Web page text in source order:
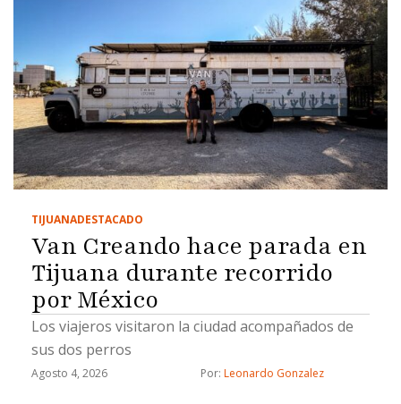
TIJUANADESTACADO
Van Creando hace parada en
Tijuana durante recorrido
por México
Los viajeros visitaron la ciudad acompañados de
sus dos perros
Agosto 4, 2026 Por: Leonardo Gonzalez